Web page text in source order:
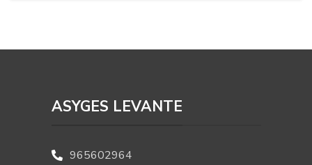
ASYGES LEVANTE
965602964